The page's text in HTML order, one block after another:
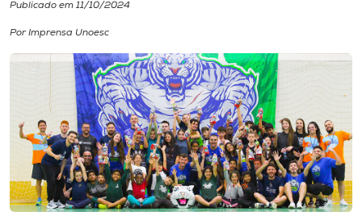
Internacionalização
I.nova
Diplomados
Cultura
CPA
Publicado em 11/10/2024
Por Imprensa Unoesc